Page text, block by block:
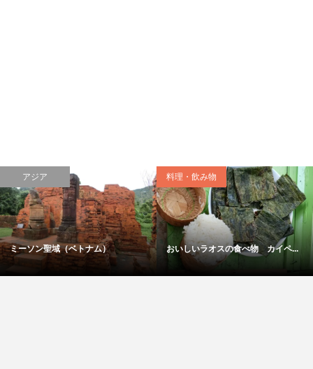
料理・飲み物
おいしいインドの食べ物 定食ミ...
日本
日光の社寺・下（日本） 輪王寺...